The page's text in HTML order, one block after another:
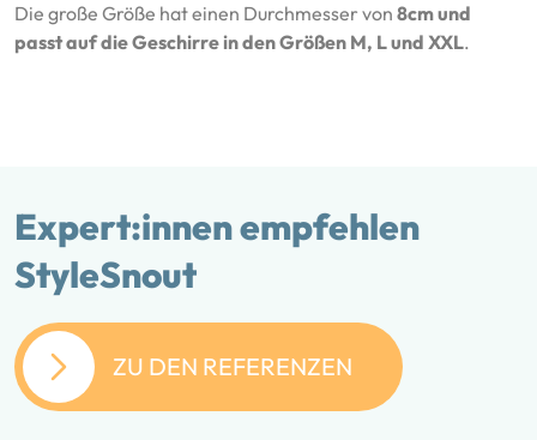
Die große Größe hat einen Durchmesser von 8cm und
passt auf die Geschirre in den Größen M, L und XXL.
Expert:innen empfehlen
StyleSnout
ZU DEN REFERENZEN